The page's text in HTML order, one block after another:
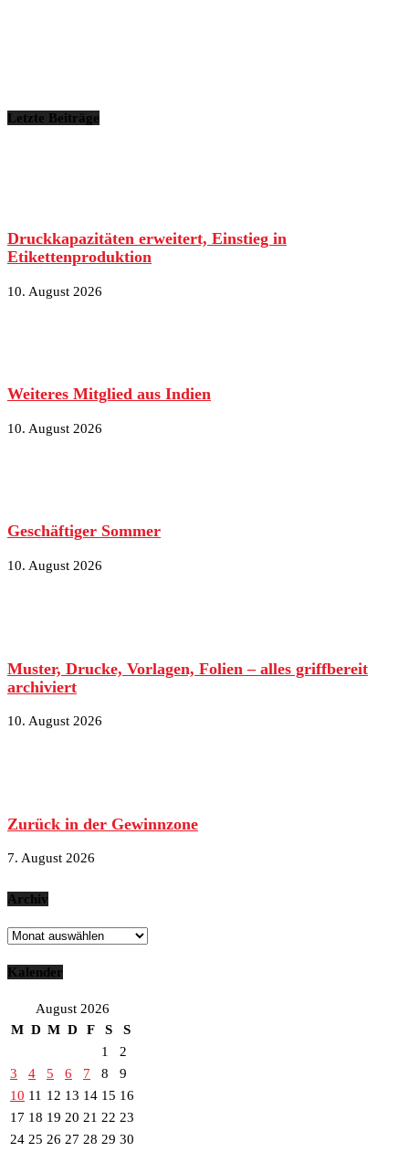
Letzte Beiträge
Druckkapazitäten erweitert, Einstieg in
Etikettenproduktion
10. August 2026
Weiteres Mitglied aus Indien
10. August 2026
Geschäftiger Sommer
10. August 2026
Muster, Drucke, Vorlagen, Folien – alles griffbereit
archiviert
10. August 2026
Zurück in der Gewinnzone
7. August 2026
Archiv
Archiv
Kalender
August 2026
M D M D F S
S
1
2
3
4 5 6 7 8
9
10 11 12 13 14 15 16
17 18 19 20 21 22 23
24 25 26 27 28 29 30